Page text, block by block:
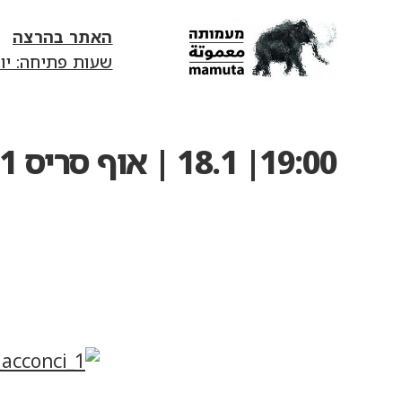
research
center
האתר בהרצה
שעות פתיחה: יום ג׳-יום ד׳ 13:00-18:00 | יום
19:00| 18.1 | אוף סריס 2.1: ויטו אקונצ'י | בסינמטק